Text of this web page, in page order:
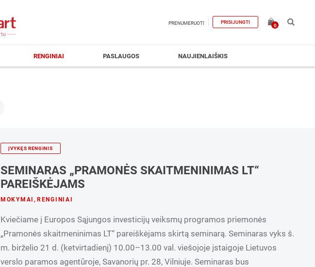
PRENUMERUOTI PRISIJUNGTI
0
RENGINIAI PASLAUGOS NAUJIENLAIŠKIS
ĮVYKĘS RENGINIS
SEMINARAS „PRAMONĖS SKAITMENINIMAS LT“
PAREIŠKĖJAMS
MOKYMAI , RENGINIAI
Kviečiame į Europos Sąjungos investicijų veiksmų programos priemonės
„Pramonės skaitmeninimas LT“ pareiškėjams skirtą seminarą. Seminaras vyks š.
m. birželio 21 d. (ketvirtadienį) 10.00–13.00 val. viešojoje įstaigoje Lietuvos
verslo paramos agentūroje, Savanorių pr. 28, Vilniuje. Seminaras bus